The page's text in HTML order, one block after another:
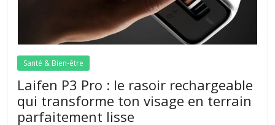
Santé & Bien-être
Laifen P3 Pro : le rasoir rechargeable
qui transforme ton visage en terrain
parfaitement lisse